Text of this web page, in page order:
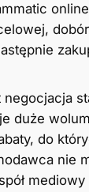
duże
do
nie